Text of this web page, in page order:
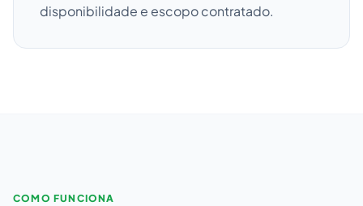
disponibilidade e escopo contratado.
COMO FUNCIONA